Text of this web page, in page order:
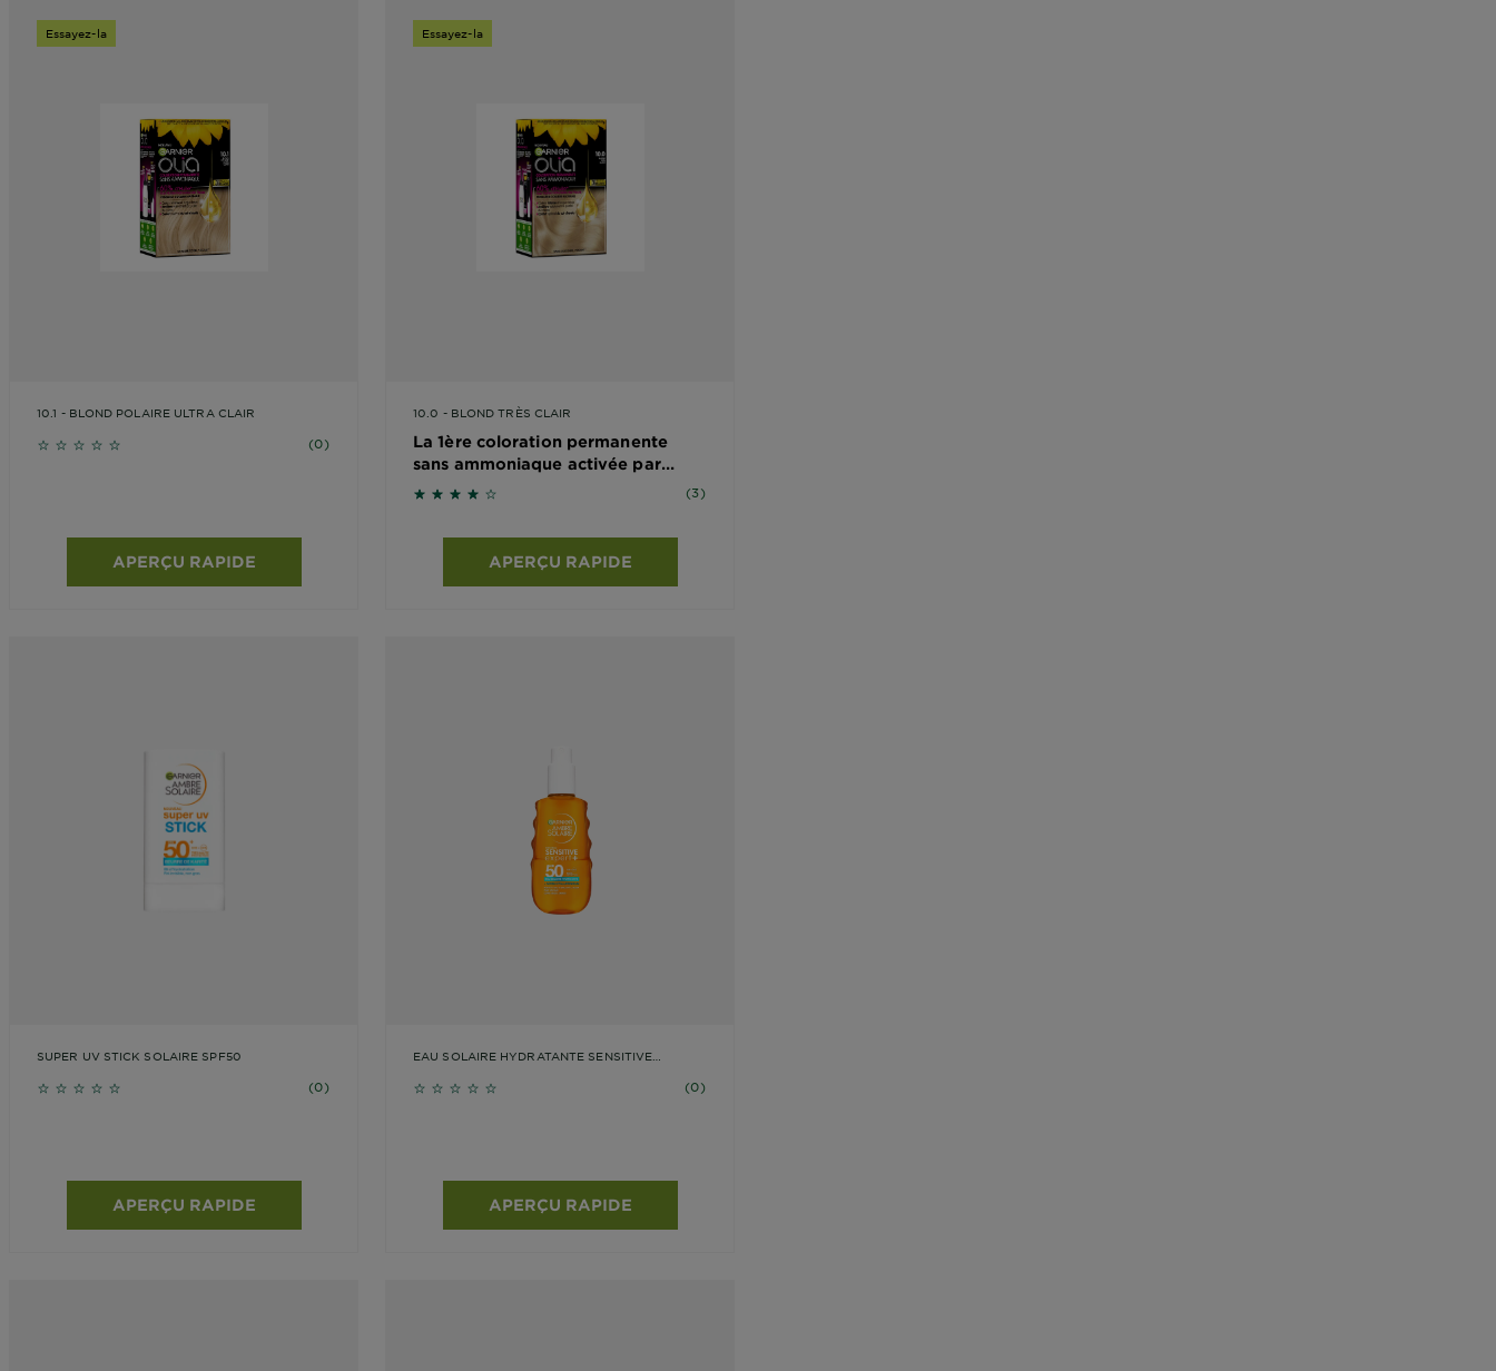
Essayez-la
10.1 - BLOND POLAIRE ULTRA CLAIR
No reviews (0)
APERÇU RAPIDE
Essayez-la
10.0 - BLOND TRÈS CLAIR
La 1ère coloration permanente
sans ammoniaque activée par
l’huile*
3.6667 sur 5 étoiles basé sur les avis
(3)
APERÇU RAPIDE
SUPER UV STICK SOLAIRE SPF50
No reviews (0)
APERÇU RAPIDE
EAU SOLAIRE HYDRATANTE SENSITIVE
No reviews (0)
APERÇU RAPIDE